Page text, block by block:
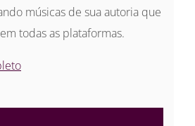
músicas de sua autoria que
todas as plataformas.